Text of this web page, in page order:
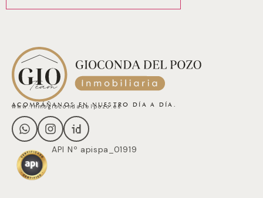
ACOMPÁÑANOS EN NUESTRO DÍA A DÍA.
www.inmogiocondadelpozo.es
API Nº apispa_01919